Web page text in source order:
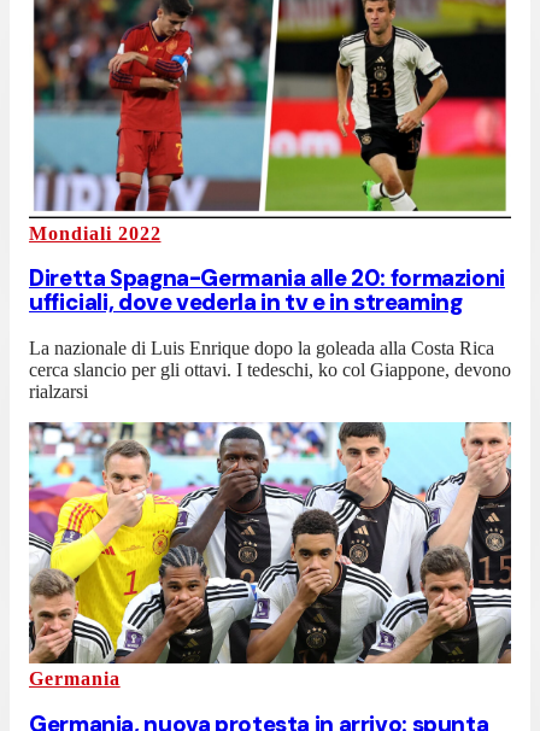
Mondiali 2022
Diretta Spagna-Germania alle 20: formazioni
ufficiali, dove vederla in tv e in streaming
La nazionale di Luis Enrique dopo la goleada alla Costa Rica
cerca slancio per gli ottavi. I tedeschi, ko col Giappone, devono
rialzarsi
Germania
Germania, nuova protesta in arrivo: spunta